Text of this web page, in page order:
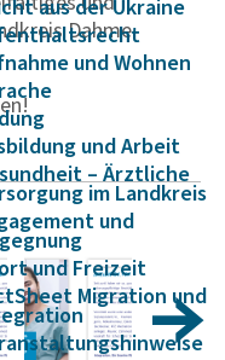
aus der Ukraine
und Wohnen
und Arbeit
– Ärztliche
im Landkreis
und
und Freizeit
Migration und
Dahme-